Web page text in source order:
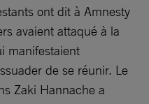
ont dit à Amnesty
avaient attaqué à la
manifestaient
de se réunir. Le
Zaki Hannache a